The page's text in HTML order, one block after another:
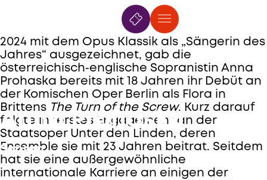
21. Juli 2026
Anna Prohaska
Sopran
2024 mit dem Opus Klassik als „Sängerin des
Jahres“ ausgezeichnet, gab die
österreichisch‑englische Sopranistin Anna
Prohaska bereits mit 18 Jahren ihr Debüt an
der Komischen Oper Berlin als Flora in
Brittens The Turn of the Screw. Kurz darauf
folgte ihr erstes Engagement an der
Staatsoper Unter den Linden, deren
Ensemble sie mit 23 Jahren beitrat. Seitdem
hat sie eine außergewöhnliche
internationale Karriere an einigen der